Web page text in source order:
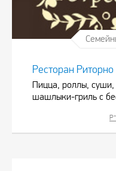
Ресторан Риторно
Пицца, роллы,
шашлыки-гриль с